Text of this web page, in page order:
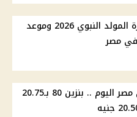
موقف ترحيل إجازة المولد النبوي 2026 وموعد
في مصر
أسعار الوقود في مصر اليوم .. بنزين 80 بـ20.75